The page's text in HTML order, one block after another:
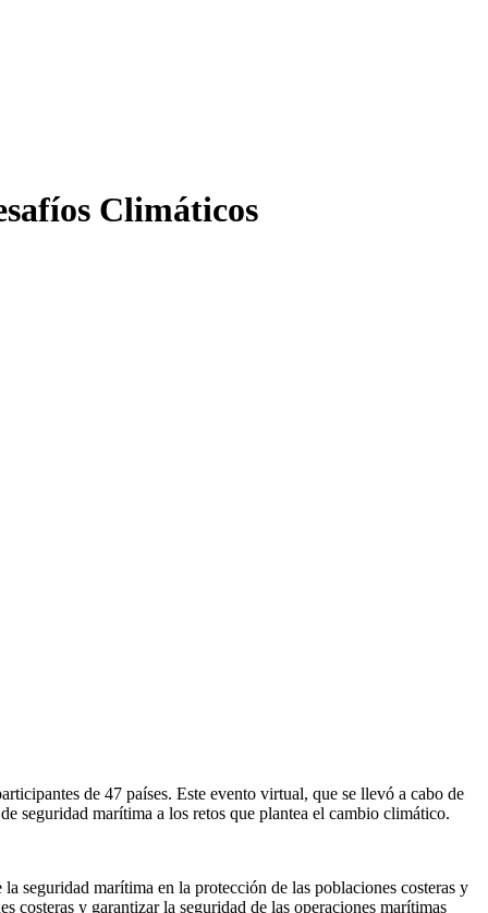
Climáticos
de 47 países. Este evento virtual, que se llevó a cabo de
seguridad marítima a los retos que plantea el cambio climático.
seguridad marítima en la protección de las poblaciones costeras y
costeras y garantizar la seguridad de las operaciones marítimas